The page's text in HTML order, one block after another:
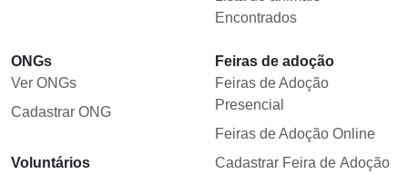
Encontrados
ONGs
Ver ONGs
Cadastrar ONG
Voluntários
Feiras de adoção
Feiras de Adoção
Presencial
Feiras de Adoção Online
Cadastrar Feira de Adoção